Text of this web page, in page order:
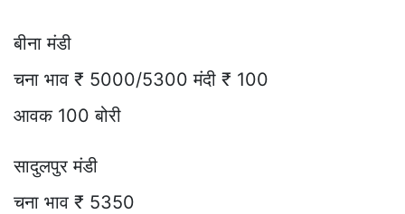
बीना मंडी
चना भाव ₹ 5000/5300 मंदी ₹ 100
आवक 100 बोरी
सादुलपुर मंडी
चना भाव ₹ 5350